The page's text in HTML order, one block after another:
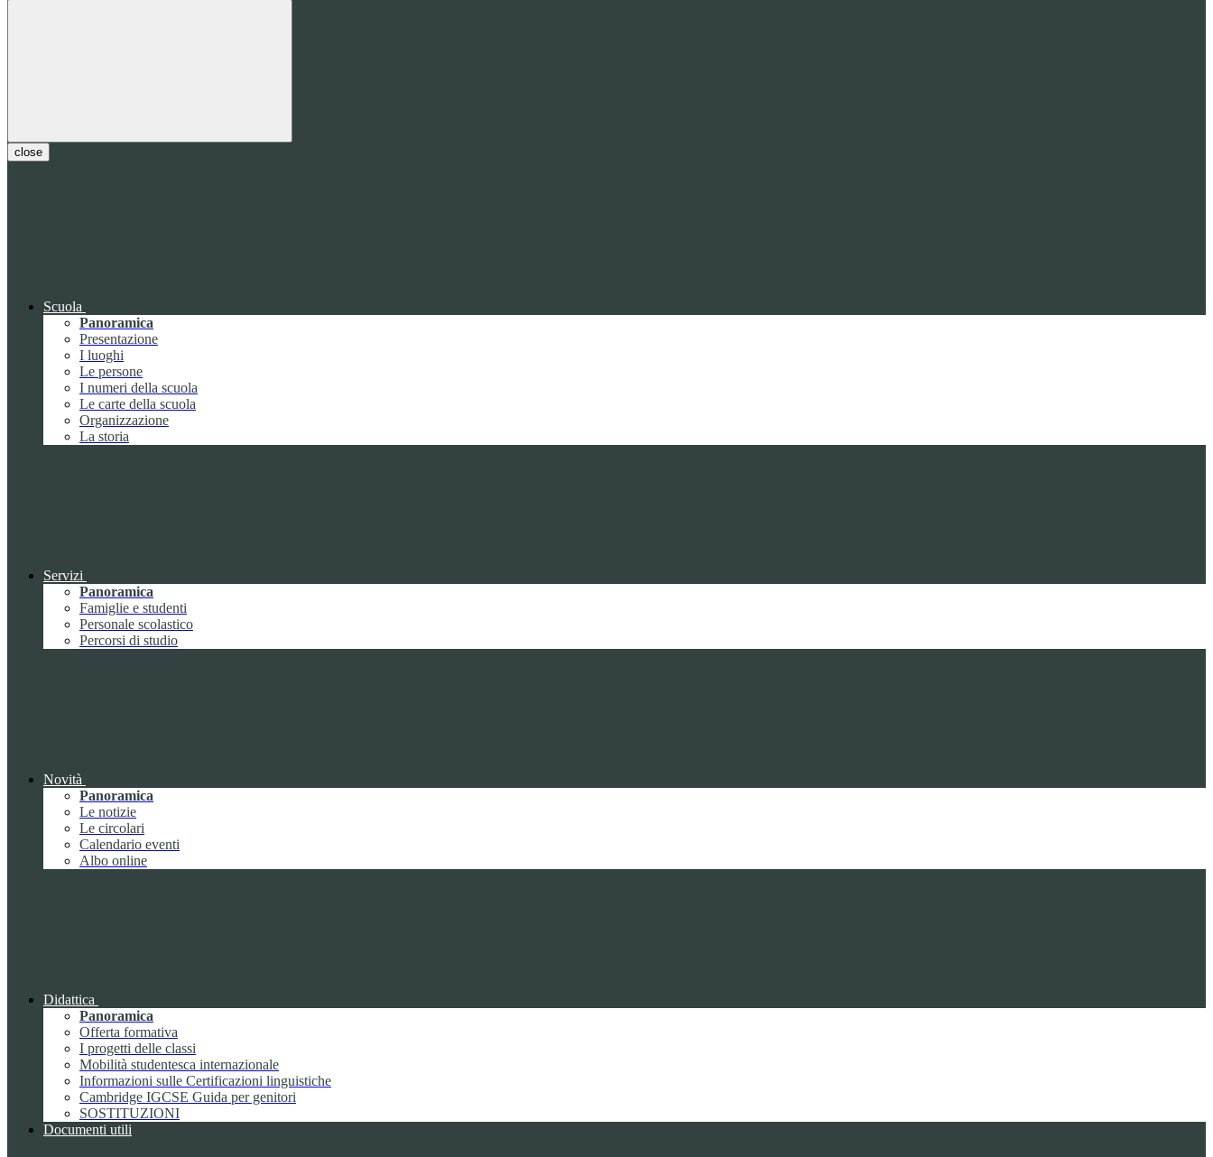
close
Scuola
Panoramica
Presentazione
I luoghi
Le persone
I numeri della scuola
Le carte della scuola
Organizzazione
La storia
Servizi
Panoramica
Famiglie e studenti
Personale scolastico
Percorsi di studio
Novità
Panoramica
Le notizie
Le circolari
Calendario eventi
Albo online
Didattica
Panoramica
Offerta formativa
I progetti delle classi
Mobilità studentesca internazionale
Informazioni sulle Certificazioni linguistiche
Cambridge IGCSE Guida per genitori
SOSTITUZIONI
Documenti utili